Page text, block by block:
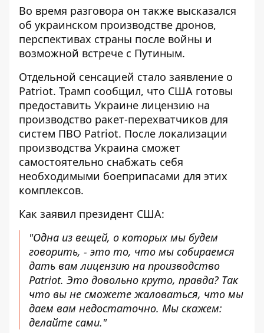
Во время разговора он также высказался
об украинском производстве дронов,
перспективах страны после войны и
возможной встрече с Путиным.
Отдельной сенсацией стало заявление о
Patriot. Трамп сообщил, что США готовы
предоставить Украине лицензию на
производство ракет-перехватчиков для
систем ПВО Patriot. После локализации
производства Украина сможет
самостоятельно снабжать себя
необходимыми боеприпасами для этих
комплексов.
Как заявил президент США:
"Одна из вещей, о которых мы будем
говорить, - это то, что мы собираемся
дать вам лицензию на производство
Patriot. Это довольно круто, правда? Так
что вы не сможете жаловаться, что мы
даем вам недостаточно. Мы скажем:
делайте сами."